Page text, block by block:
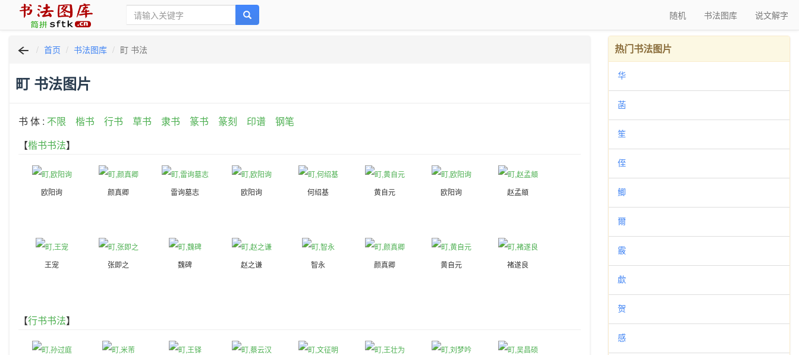
随机 书法图库 说文解字
首页 书法图库 町 书法
町 书法图片
书 体 : 不限 楷书 行书 草书 隶书 篆书 篆刻 印谱
钢笔
【楷书书法】
欧阳询 颜真卿 雷询墓志 欧阳询 何绍基 黄自元 欧阳询 赵孟頫
王宠 张即之 魏碑 赵之谦 智永 颜真卿 黄自元 褚遂良
【行书书法】
热门书法图片
华
菡
笙
侄
鯽
爾
霰
歔
贺
感